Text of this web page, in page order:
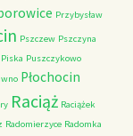
Przybysław
Pszczew Pszczyna
Puszczykowo
Płochocin
Raciąż Raciążek
Radomierzyce Radomka